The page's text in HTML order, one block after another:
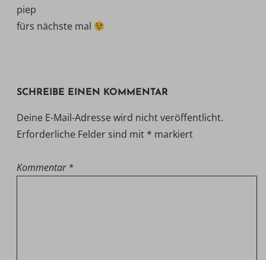
piep
fürs nächste mal
SCHREIBE EINEN KOMMENTAR
Deine E-Mail-Adresse wird nicht veröffentlicht.
Erforderliche Felder sind mit * markiert
Kommentar *